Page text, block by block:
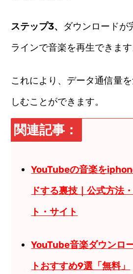
ステップ3、 ダウンロードが
ラインで音楽を再生できます
これにより、データ通信量
しむことができます。
関連記事：
YouTubeの音楽を
ドする裏技｜公式方法
ト・サイト
YouTube音楽ダウンロ
トおすすめ9選「無料」